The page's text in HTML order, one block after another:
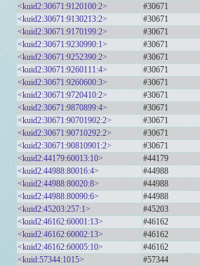
<kuid2:30671:9120100:2>
#30671
<kuid2:30671:9130213:2>
#30671
<kuid2:30671:9170199:2>
#30671
<kuid2:30671:9230990:1>
#30671
<kuid2:30671:9252390:2>
#30671
<kuid2:30671:9260111:4>
#30671
<kuid2:30671:9260600:3>
#30671
<kuid2:30671:9720410:2>
#30671
<kuid2:30671:9870899:4>
#30671
<kuid2:30671:90701902:2>
#30671
<kuid2:30671:90710292:2>
#30671
<kuid2:30671:90810901:2>
#30671
<kuid2:44179:60013:10>
#44179
<kuid2:44988:80016:4>
#44988
<kuid2:44988:80020:8>
#44988
<kuid2:44988:80090:6>
#44988
<kuid2:45203:257:1>
#45203
<kuid2:46162:60001:13>
#46162
<kuid2:46162:60002:13>
#46162
<kuid2:46162:60005:10>
#46162
<kuid:57344:1015>
#57344